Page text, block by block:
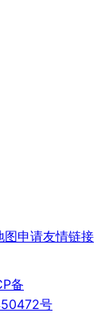
图申请友情链接
备
号